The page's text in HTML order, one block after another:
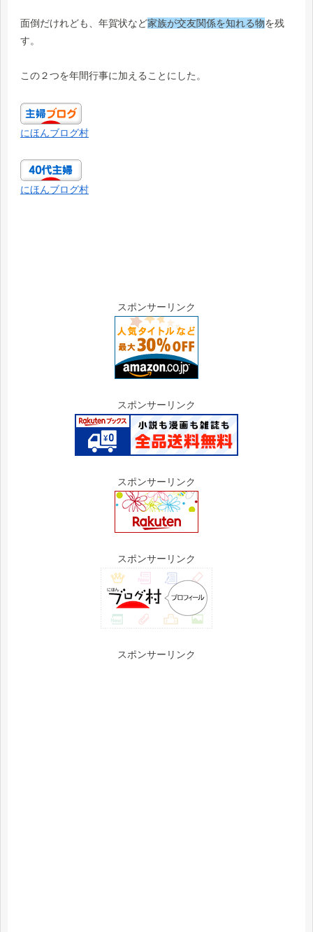
面倒だけれども、年賀状など家族が交友関係を知れる物を残
す。
この２つを年間行事に加えることにした。
にほんブログ村
にほんブログ村
スポンサーリンク
スポンサーリンク
スポンサーリンク
スポンサーリンク
スポンサーリンク